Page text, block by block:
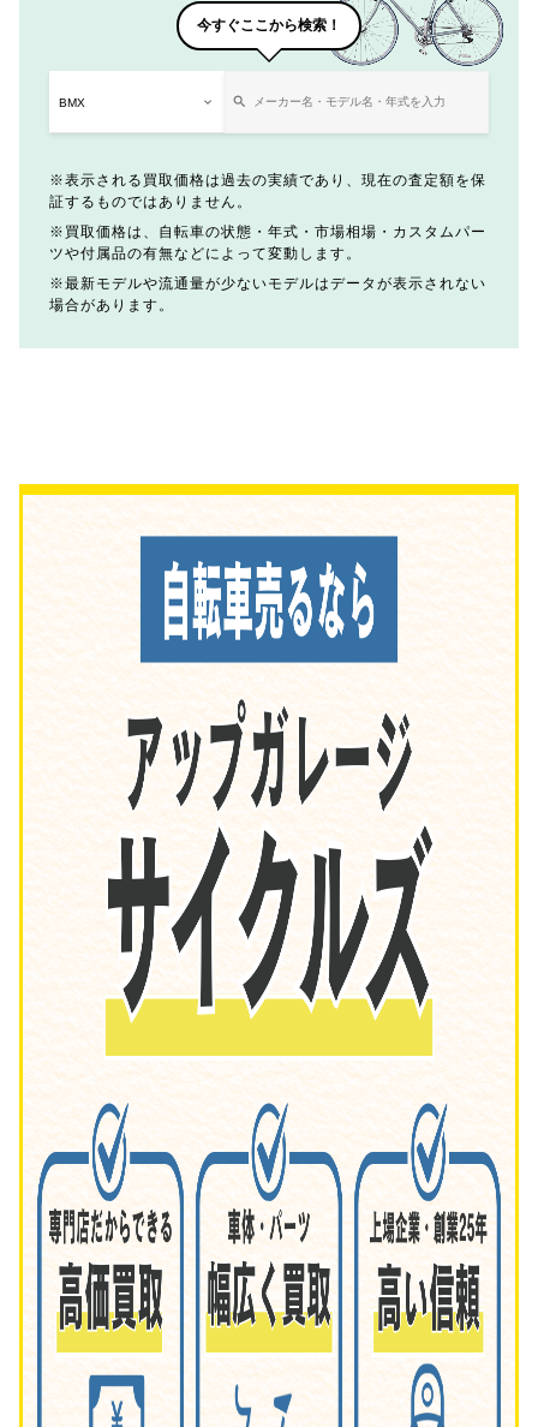
今すぐここから検索！
表示される買取価格は過去の実績であり、現在の査定額を保
証するものではありません。
買取価格は、自転車の状態・年式・市場相場・カスタムパー
ツや付属品の有無などによって変動します。
最新モデルや流通量が少ないモデルはデータが表示されない
場合があります。